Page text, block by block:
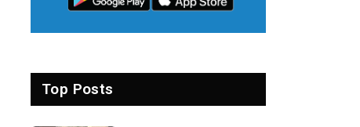
Top Posts